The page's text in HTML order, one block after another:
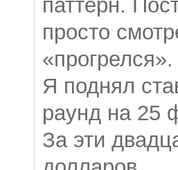
паттерн.
просто
Я поднял
раунд на 25
За эти